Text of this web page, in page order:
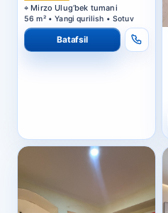
Mirzo Ulug‘bek tumani
56 m² • Yangi qurilish • Sotuv
Batafsil